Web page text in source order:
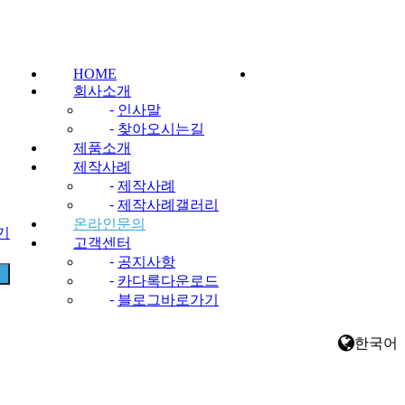
HOME
회사소개
- 인사말
- 찾아오시는길
제품소개
제작사례
- 제작사례
- 제작사례갤러리
온라인문의
고객센터
- 공지사항
- 카다록다운로드
- 블로그바로가기
한국어